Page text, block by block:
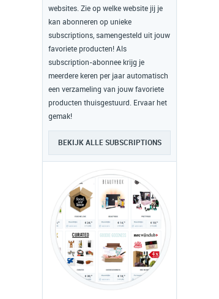
websites. Zie op welke website jij je
kan abonneren op unieke
subscriptions, samengesteld uit jouw
favoriete producten! Als
subscription-abonnee krijg je
meerdere keren per jaar automatisch
een verzameling van jouw favoriete
producten thuisgestuurd. Ervaar het
gemak!
BEKIJK ALLE SUBSCRIPTIONS